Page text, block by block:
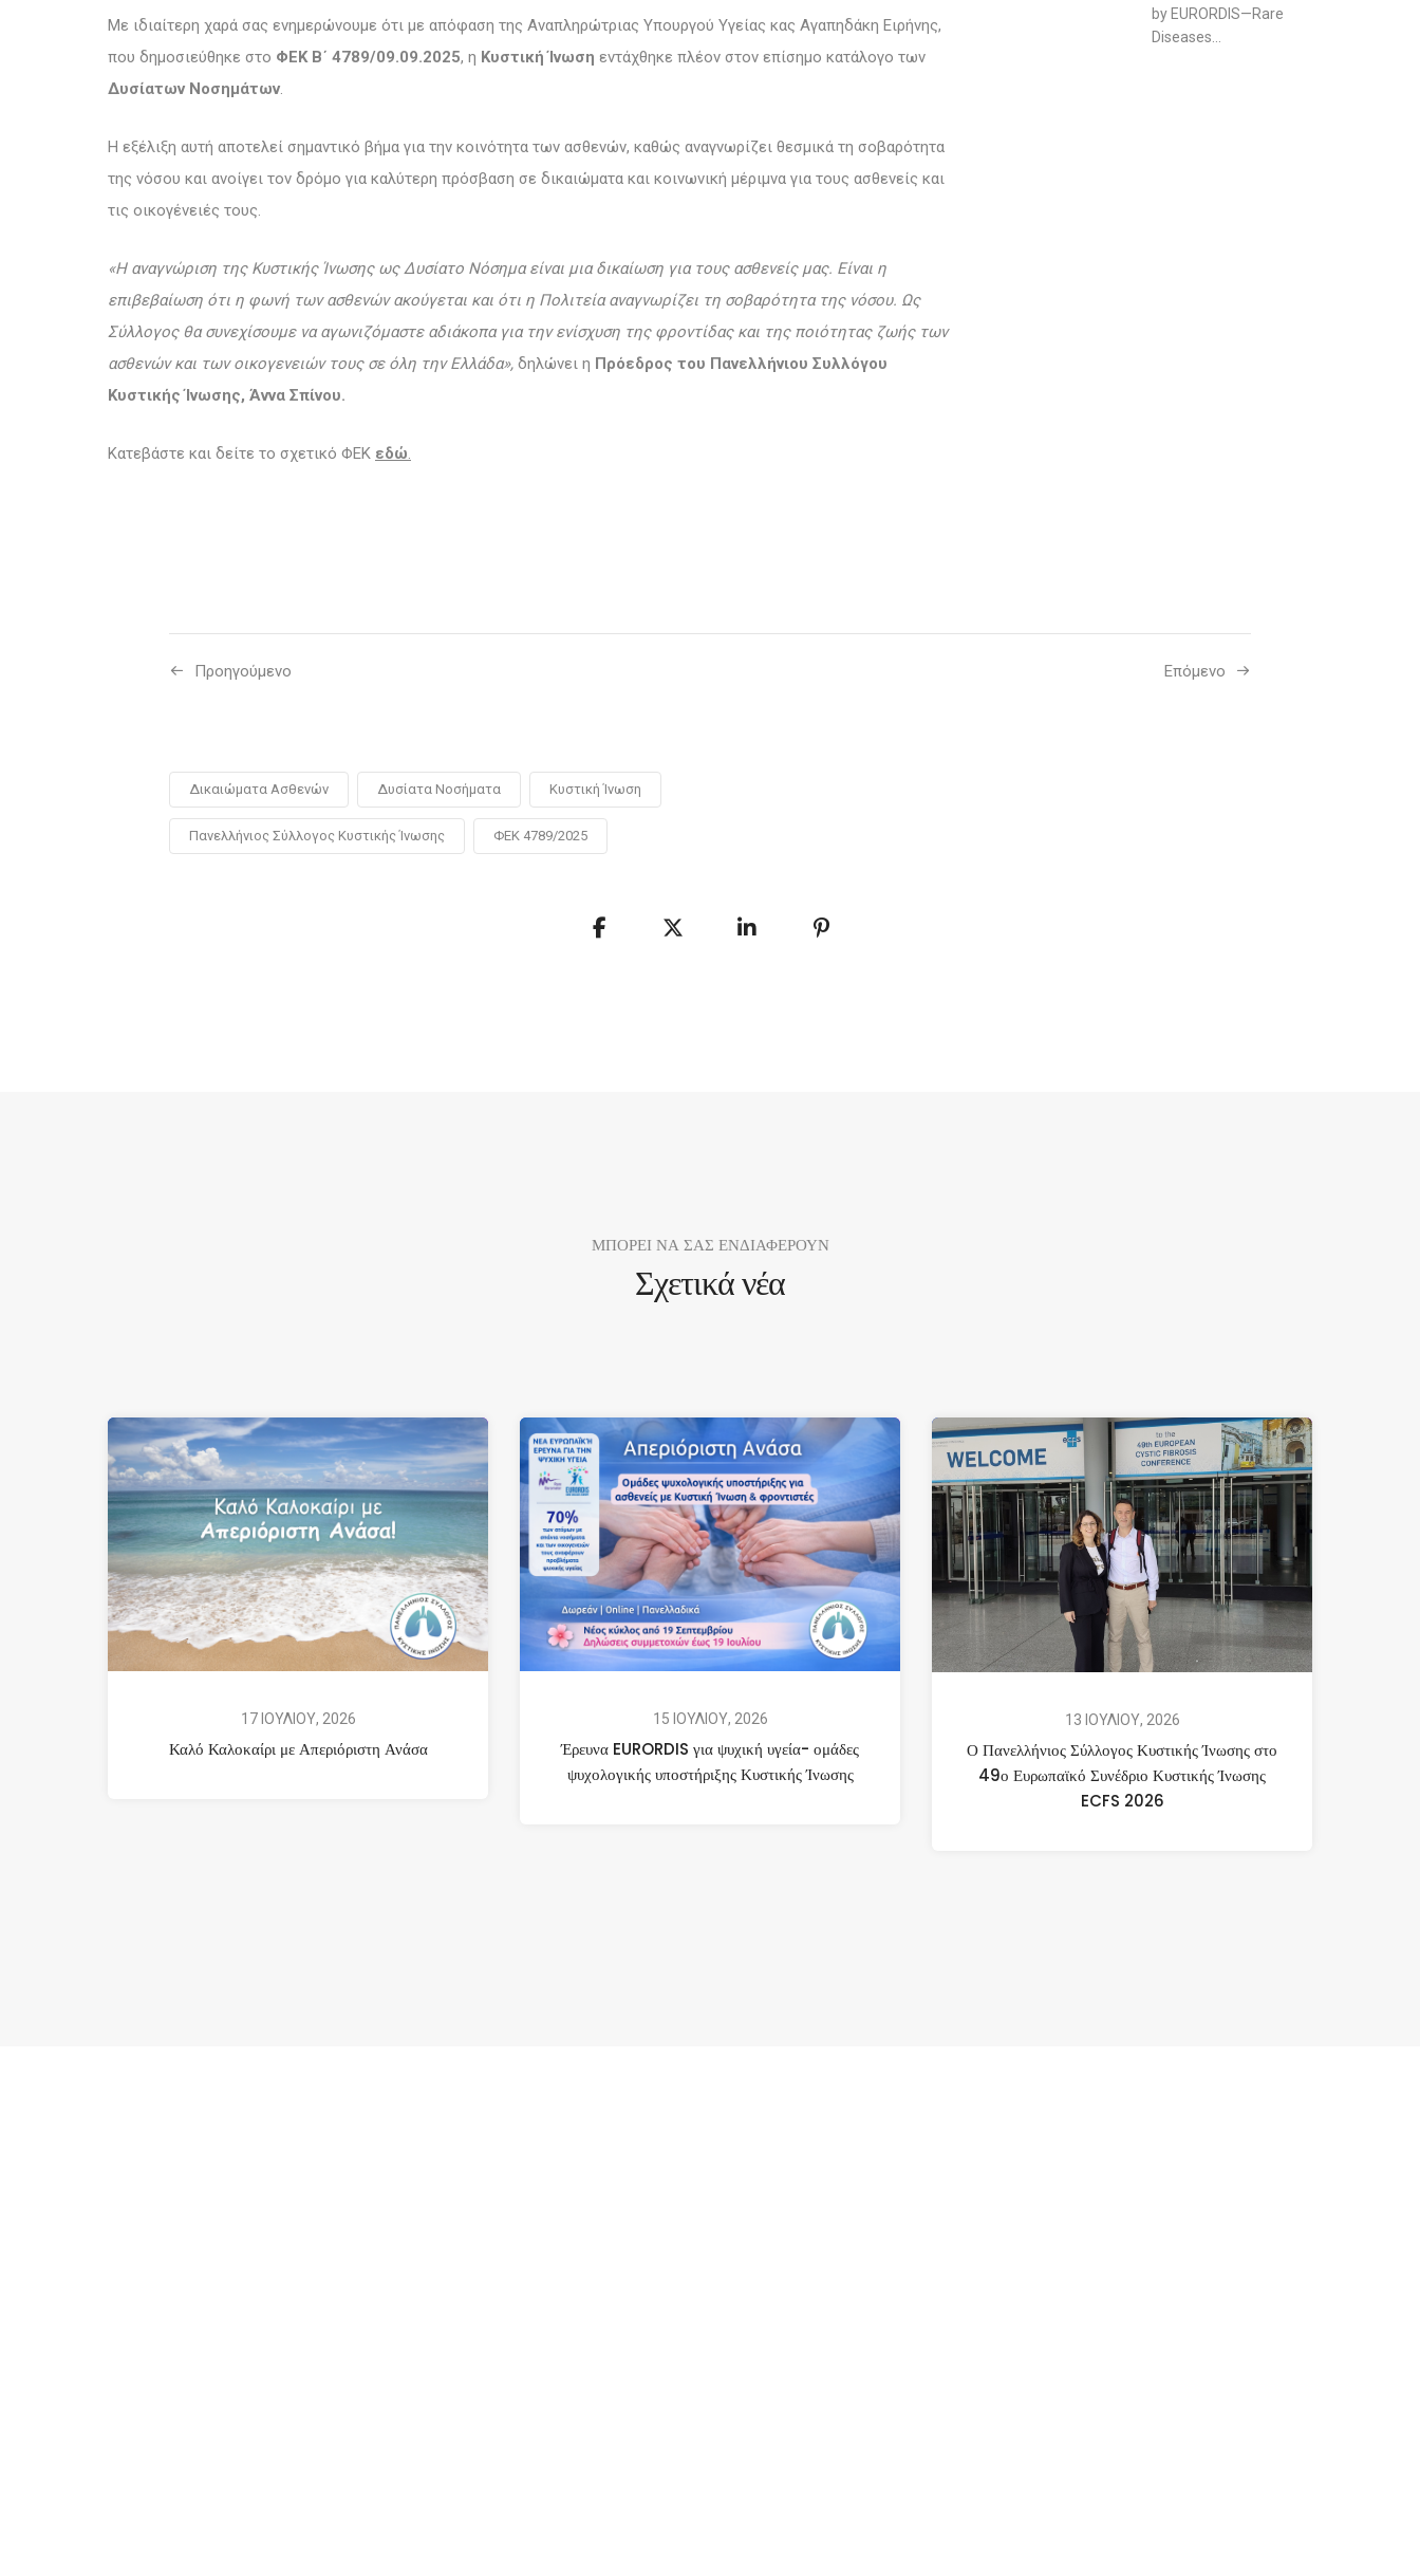
Με ιδιαίτερη χαρά σας ενημερώνουμε ότι με απόφαση της Αναπληρώτριας Υπουργού Υγείας κας Αγαπηδάκη Ειρήνης,
που δημοσιεύθηκε στο ΦΕΚ Β΄ 4789/09.09.2025, η Κυστική Ίνωση εντάχθηκε πλέον στον επίσημο κατάλογο των
Δυσίατων Νοσημάτων.
Η εξέλιξη αυτή αποτελεί σημαντικό βήμα για την κοινότητα των ασθενών, καθώς αναγνωρίζει θεσμικά τη σοβαρότητα
της νόσου και ανοίγει τον δρόμο για καλύτερη πρόσβαση σε δικαιώματα και κοινωνική μέριμνα για τους ασθενείς και
τις οικογένειές τους.
«Η αναγνώριση της Κυστικής Ίνωσης ως Δυσίατο Νόσημα είναι μια δικαίωση για τους ασθενείς μας. Είναι η
επιβεβαίωση ότι η φωνή των ασθενών ακούγεται και ότι η Πολιτεία αναγνωρίζει τη σοβαρότητα της νόσου. Ως
Σύλλογος θα συνεχίσουμε να αγωνιζόμαστε αδιάκοπα για την ενίσχυση της φροντίδας και της ποιότητας ζωής των
ασθενών και των οικογενειών τους σε όλη την Ελλάδα», δηλώνει η Πρόεδρος του Πανελλήνιου Συλλόγου
Κυστικής Ίνωσης, Άννα Σπίνου.
Κατεβάστε και δείτε το σχετικό ΦΕΚ εδώ.
by EURORDIS—Rare
Diseases...
Προηγούμενo Επόμενο
Δικαιώματα Ασθενών Δυσίατα Νοσήματα Κυστική Ίνωση
Πανελλήνιος Σύλλογος Κυστικής Ίνωσης ΦΕΚ 4789/2025
ΜΠΟΡΕΙ ΝΑ ΣΑΣ ΕΝΔΙΑΦΕΡΟΥΝ
Σχετικά νέα
17 ΙΟΥΛΙΟΥ, 2026
Καλό Καλοκαίρι με Απεριόριστη Ανάσα
15 ΙΟΥΛΙΟΥ, 2026
Έρευνα EURORDIS για ψυχική υγεία- ομάδες
ψυχολογικής υποστήριξης Κυστικής Ίνωσης
13 ΙΟΥΛΙΟΥ, 2026
Ο Πανελλήνιος Σύλλογος Κυστικής Ίνωσης στο
49ο Ευρωπαϊκό Συνέδριο Κυστικής Ίνωσης
ECFS 2026